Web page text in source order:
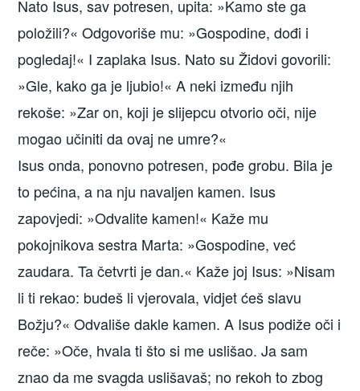
Nato Isus, sav potresen, upita: »Kamo ste ga
položili?« Odgovoriše mu: »Gospodine, ­dođi i
pogledaj!« I zaplaka Isus. Nato su ­Židovi govorili:
»Gle, kako ga je ljubio!« A neki ­između njih
rekoše: »Zar on, koji je slijepcu ­otvorio oči, nije
mogao učiniti da ovaj ne umre?«
Isus onda, ponovno potresen, pođe grobu. Bila je
to pećina, a na nju navaljen kamen. Isus
zapovjedi: »Odvalite kamen!« Kaže mu
pokojnikova sestra Marta: »Gospodine, već
zaudara. Ta četvrti je dan.« Kaže joj Isus: »Nisam
li ti rekao: budeš li vjerovala, vidjet ćeš slavu
Božju?« Odvališe dakle kamen. A Isus podiže oči i
reče: »Oče, hvala ti što si me uslišao. Ja sam
znao da me svagda uslišavaš; no rekoh to zbog